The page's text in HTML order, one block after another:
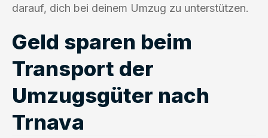
darauf, dich bei deinem Umzug zu unterstützen.
Geld sparen beim
Transport der
Umzugsgüter nach
Trnava